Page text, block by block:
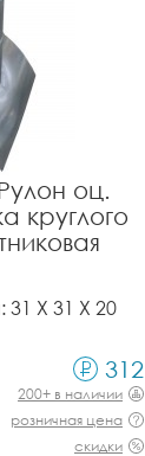
оц.
круглого
X 31 X 20
312
200+ в наличии
розничная цена
скидки